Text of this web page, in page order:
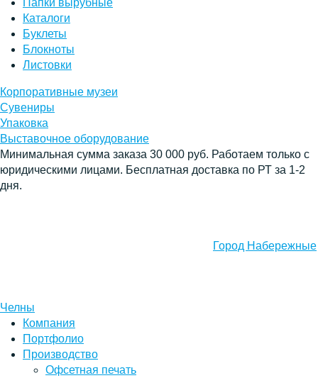
Папки вырубные
Каталоги
Буклеты
Блокноты
Листовки
Корпоративные музеи
Сувениры
Упаковка
Выставочное оборудование
Минимальная сумма заказа 30 000 руб. Работаем только с
юридическими лицами. Бесплатная доставка по РТ за 1-2
дня.
Город Набережные
Челны
Компания
Портфолио
Производство
Офсетная печать